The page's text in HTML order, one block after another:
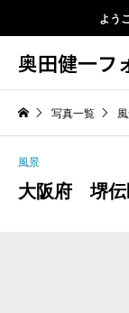
よう
奥田健一フ
写真一覧
風景
大阪府 堺伝